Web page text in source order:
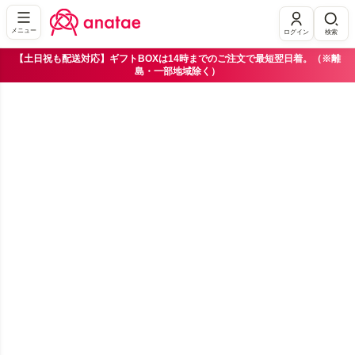
メニュー ログイン 検索
【土日祝も配送対応】ギフトBOXは14時までのご注文で最短翌日着。（※離
島・一部地域除く）